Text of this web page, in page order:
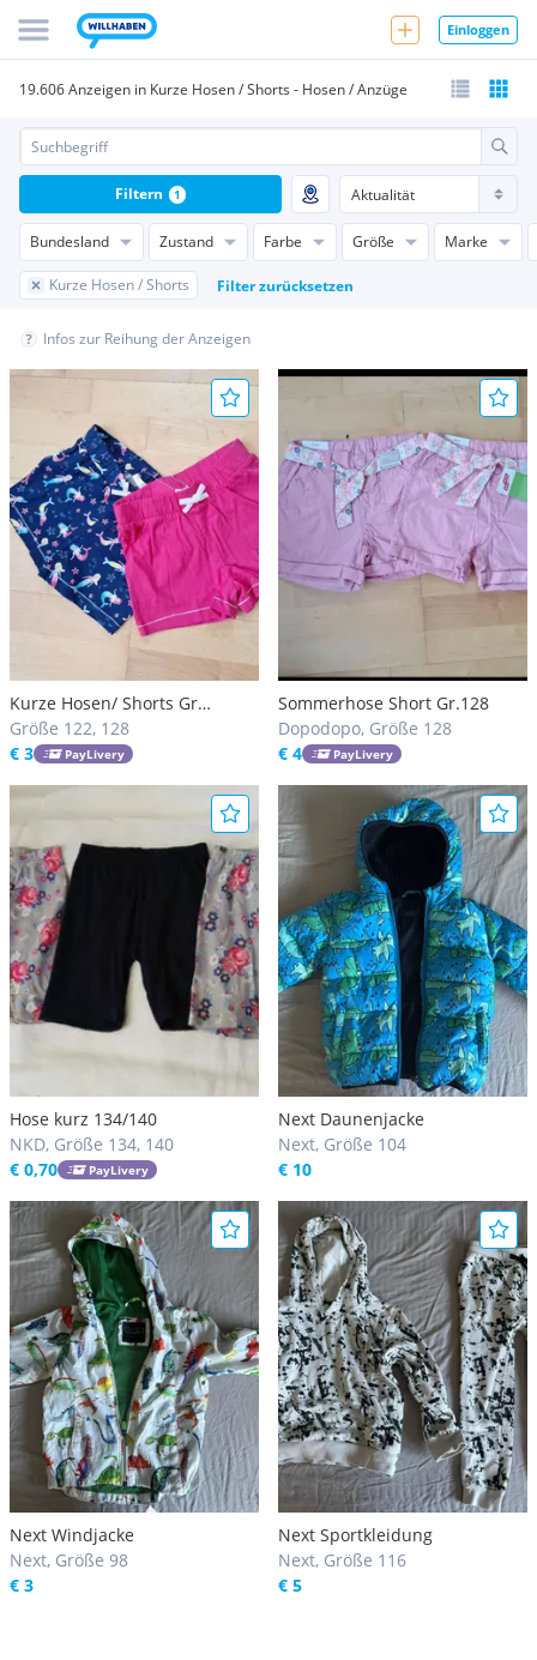
Einloggen
19.606 Anzeigen in Kurze Hosen / Shorts - Hosen / Anzüge
Bundesland Zustand Farbe Größe Marke
Kurze Hosen / Shorts Filter zurücksetzen
Filtern 1
Infos zur Reihung der Anzeigen
Kurze Hosen/ Shorts Gr
122/128
Größe 122, 128
€ 3
PayLivery
Sommerhose Short Gr.128
Dopodopo, Größe 128
€ 4
PayLivery
Hose kurz 134/140
NKD, Größe 134, 140
€ 0,70
PayLivery
Next Daunenjacke
Next, Größe 104
€ 10
Next Windjacke
Next, Größe 98
€ 3
Next Sportkleidung
Next, Größe 116
€ 5